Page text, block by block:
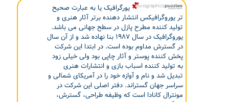
یورگرافیک یا به عبارت صحیح
تر یوروگرافیکس انتشار دهنده برتر آثار هنری و
تولید کننده مطرح پازل در سطح جهانی می باشد.
یوروگرافیک در سال ۱۹۸۷ بنا نهاده شد و از آن سال
در گسترش مداوم بوده است. در ابتدا این شرکت
پخش کننده پوستر و آثار چاپی بود ولی خیلی زود
به تولید کننده اسباب بازی و انتشارات هنری
تبدیل شد و نام و آوازه خود را در آمریکای شمالی و
سراسر جهان گستراند. دفتر اصلی این شرکت در
مونترال کانادا است که وظیفه طراحی، گسترش،